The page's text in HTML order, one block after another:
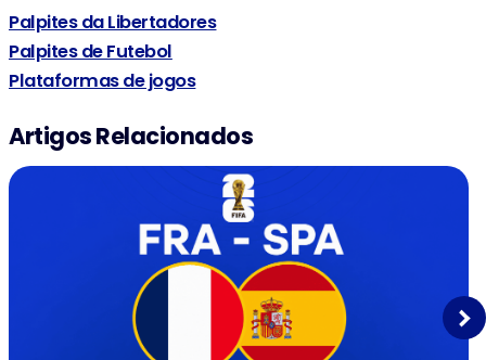
Palpites da Libertadores
Palpites de Futebol
Plataformas de jogos
Artigos Relacionados
Next